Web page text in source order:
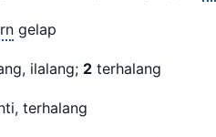
gelap
ilalang; 2 terhalang
terhalang